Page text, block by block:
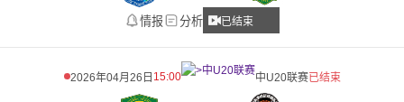
情报 分析 已结束
2026年04月26日 15:00 中U20联赛已结束